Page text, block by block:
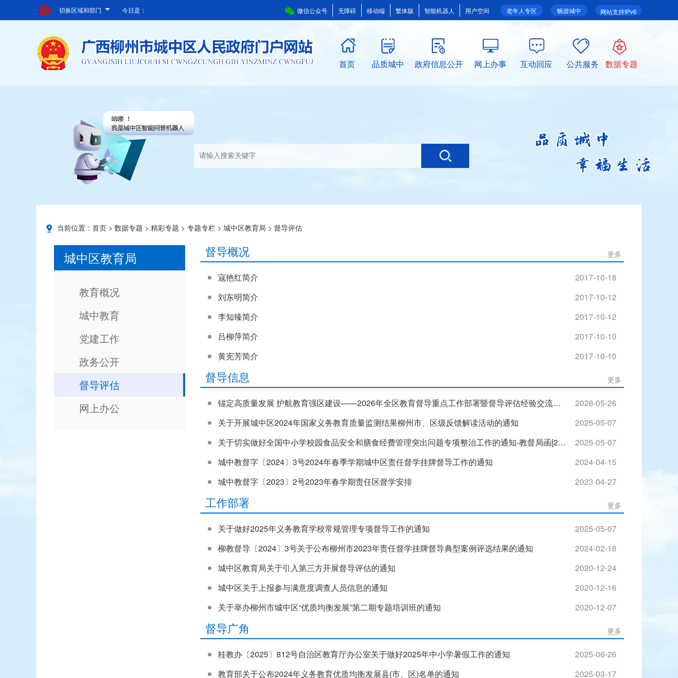
切换区域和部门 网站支持IPv6
畅游城中
老年人专区
微信公众号 无障碍 移动端 繁体版 智能机器人 用户空间
今日是：
首页 品质城中 政府信息公开 网上办事 互动回应 公共服务 数据专题
当前位置： 首页 > 数据专题 > 精彩专题 > 专题专栏 > 城中区教育局 > 督导评估
城中区教育局
教育概况
城中教育
党建工作
政务公开
督导评估
网上办公
督导概况 更多
寇艳红简介
2017-10-18
刘东明简介
2017-10-12
李知臻简介
2017-10-12
吕柳萍简介
2017-10-10
黄宪芳简介
2017-10-10
督导信息 更多
锚定高质量发展 护航教育强区建设——2026年全区教育督导重点工作部署暨督导评估经验交流会召开
2026-05-26
关于开展城中区2024年国家义务教育质量监测结果柳州市、区级反馈解读活动的通知
2025-05-07
关于切实做好全国中小学校园食品安全和膳食经费管理突出问题专项整治工作的通知-教督局函[2024]26号
2025-05-07
城中教督字〔2024〕3号2024年春季学期城中区责任督学挂牌督导工作的通知
2024-04-15
城中教督字〔2023〕2号2023年春学期责任区督学安排
2023-04-27
工作部署 更多
关于做好2025年义务教育学校常规管理专项督导工作的通知
2025-05-07
柳教督导〔2024〕3号关于公布柳州市2023年责任督学挂牌督导典型案例评选结果的通知
2024-02-18
城中区教育局关于引入第三方开展督导评估的通知
2020-12-24
城中区关于上报参与满意度调查人员信息的通知
2020-12-16
关于举办柳州市城中区“优质均衡发展”第二期专题培训班的通知
2020-12-07
督导广角 更多
桂教办〔2025〕812号自治区教育厅办公室关于做好2025年中小学暑假工作的通知
2025-06-26
教育部关于公布2024年义务教育优质均衡发展县(市、区)名单的通知
2025-03-17